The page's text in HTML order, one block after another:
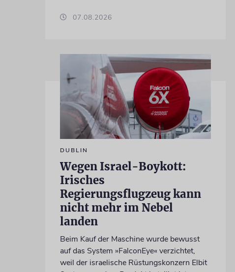
07.08.2026
DUBLIN
Wegen Israel-Boykott:
Irisches
Regierungsflugzeug kann
nicht mehr im Nebel
landen
Beim Kauf der Maschine wurde bewusst
auf das System »FalconEye« verzichtet,
weil der israelische Rüstungskonzern Elbit